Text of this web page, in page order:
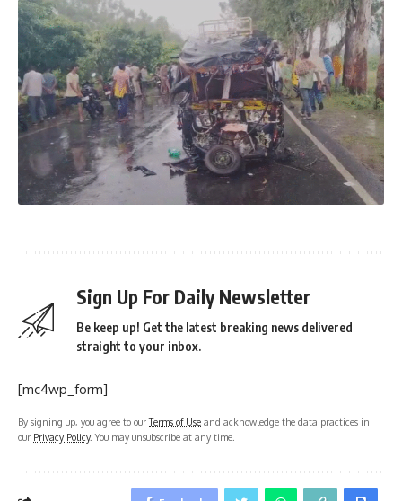
Sign Up For Daily Newsletter
Be keep up! Get the latest breaking news delivered
straight to your inbox.
[mc4wp_form]
By signing up, you agree to ourTerms of Use and acknowledge the data practices in
our Privacy Policy. You may unsubscribe at any time.